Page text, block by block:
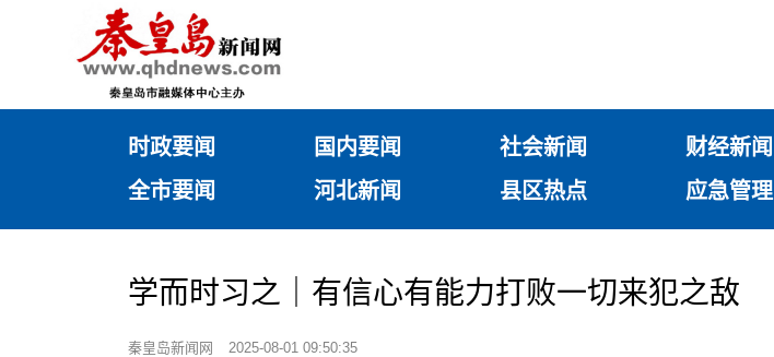
时政要闻 国内要闻 社会新闻 财经新闻
全市要闻
河北新闻 县区热点 应急管理
学而时习之｜有信心有能力打败一切来犯之敌
秦皇岛新闻网 2025-08-01 09:50:35